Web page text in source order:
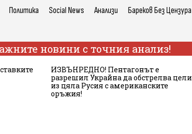
Политика Social News Анализи Бареков Без Цензура
новини с точния анализ!
ИЗВЪНРЕДНО! Пентагонът е
разрешил Украйна да обстрелва цели
из цяла Русия с американските
оръжия!